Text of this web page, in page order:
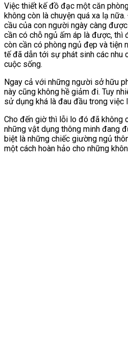
Việc thiết kế đồ đạc một căn
không còn là chuyện quá xa lạ
cầu của con người ngày càng
cần có chỗ ngủ ấm áp là được, thì
còn cần có phòng ngủ đẹp và tiện
tế đã dẫn tới sự phát sinh các nhu
cuộc sống.
Ngay cả với những người sở hữu
này cũng không hề giảm đi. Tuy
sử dụng khá là đau đầu trong việc
Cho đến giờ thì lỗi lo đó đã không
những vật dụng thông minh đang
biệt là những chiếc giường ngủ
một cách hoàn hảo cho những